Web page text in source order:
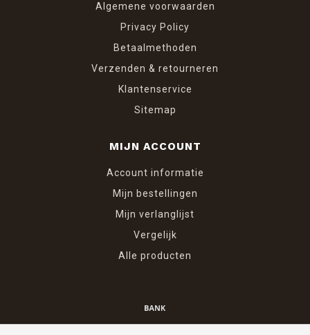
Algemene voorwaarden
Privacy Policy
Betaalmethoden
Verzenden & retourneren
Klantenservice
Sitemap
MIJN ACCOUNT
Account informatie
Mijn bestellingen
Mijn verlanglijst
Vergelijk
Alle producten